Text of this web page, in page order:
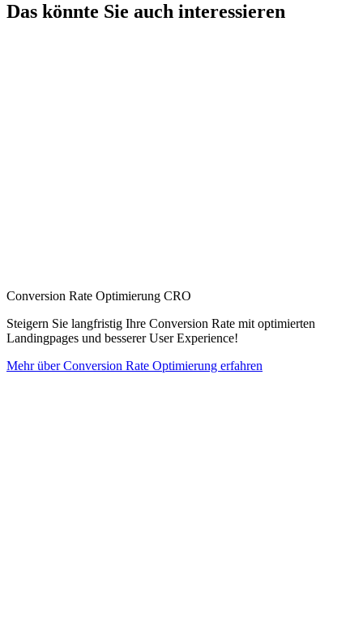
Das könnte Sie auch interessieren
Conversion Rate Optimierung CRO
Steigern Sie langfristig Ihre Conversion Rate mit optimierten
Landingpages und besserer User Experience!
Mehr über Conversion Rate Optimierung erfahren